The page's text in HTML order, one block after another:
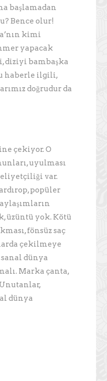
başlamadan
Bence olur!
kimi
yapacak
diziyi bambaşka
haberle ilgili,
doğrudur da
çekiyor. O
uyulması
var.
popüler
üzüntü yok. Kötü
fönsüz saç
çekilmeye
dünya
Marka çanta,
dünya